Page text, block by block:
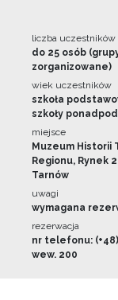
liczba uczestników
do 25 osób
zorganizowane)
wiek uczestników
szkoła
szkoły
miejsce
Muzeum Historii
Regionu, Rynek
Tarnów
uwagi
wymagana
rezerwacja
nr telefonu:
wew. 200